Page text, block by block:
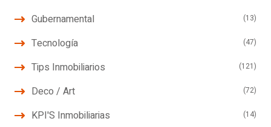
Gubernamental (13)
Tecnología (47)
Tips Inmobiliarios (121)
Deco / Art (72)
KPI'S Inmobiliarias (14)